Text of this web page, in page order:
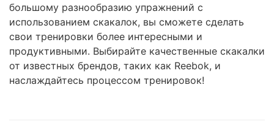
большому разнообразию упражнений с
использованием скакалок, вы сможете сделать
свои тренировки более интересными и
продуктивными. Выбирайте качественные скакалки
от известных брендов, таких как Reebok, и
наслаждайтесь процессом тренировок!